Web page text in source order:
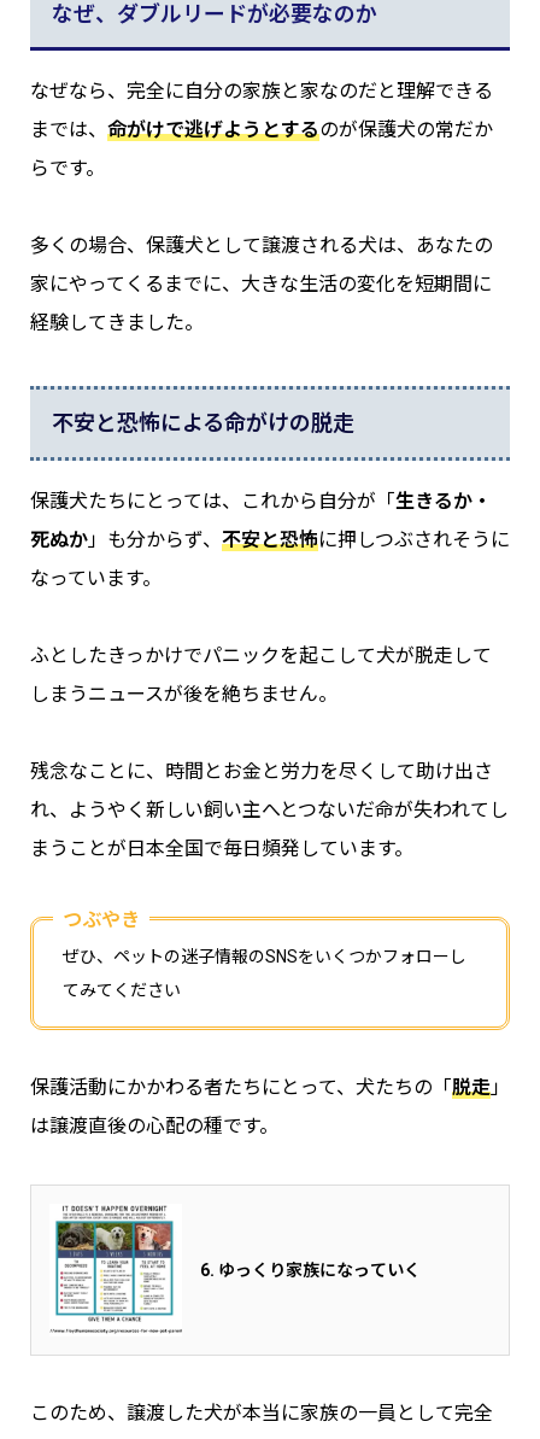
なぜ、ダブルリードが必要なのか
なぜなら、完全に自分の家族と家なのだと理解できる
までは、 命がけで逃げようとするのが保護犬の常だか
らです。
多くの場合、保護犬として譲渡される犬は、あなたの
家にやってくるまでに、大きな生活の変化を短期間に
経験してきました。
不安と恐怖による命がけの脱走
保護犬たちにとっては、これから自分が「 生きるか・
死ぬか」も分からず、 不安と恐怖に押しつぶされそうに
なっています。
ふとしたきっかけでパニックを起こして犬が脱走して
しまうニュースが後を絶ちません。
残念なことに、時間とお金と労力を尽くして助け出さ
れ、ようやく新しい飼い主へとつないだ命が失われてし
まうことが日本全国で毎日頻発しています。
つぶやき
ぜひ、ペットの迷子情報のSNSをいくつかフォローし
てみてください
保護活動にかかわる者たちにとって、犬たちの「 脱走」
は譲渡直後の心配の種です。
6. ゆっくり家族になっていく
このため、譲渡した犬が本当に家族の一員として完全